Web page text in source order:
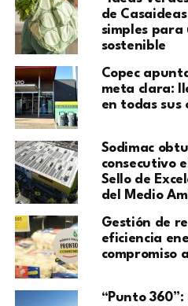
de
simples para
sostenible
Copec
meta clara:
en todas sus
Sodimac
consecutivo el
Sello de
del Medio
Gestión de
eficiencia
compromiso
“Punto